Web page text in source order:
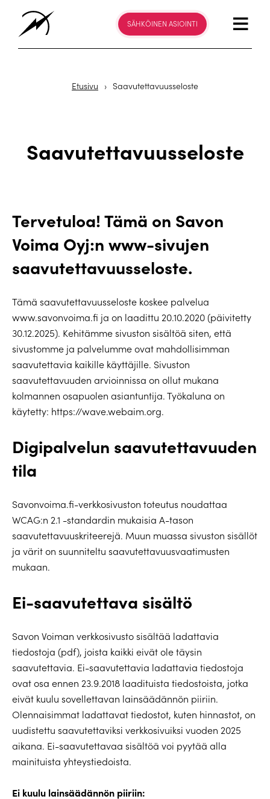
SÄHKÖINEN ASIOINTI
Etusivu › Saavutettavuusseloste
Saavutettavuusseloste
Tervetuloa! Tämä on Savon
Voima Oyj:n www-sivujen
saavutettavuusseloste.
Tämä saavutettavuusseloste koskee palvelua
www.savonvoima.fi ja on laadittu 20.10.2020 (päivitetty
30.12.2025). Kehitämme sivuston sisältöä siten, että
sivustomme ja palvelumme ovat mahdollisimman
saavutettavia kaikille käyttäjille. Sivuston
saavutettavuuden arvioinnissa on ollut mukana
kolmannen osapuolen asiantuntija. Työkaluna on
käytetty: https://wave.webaim.org.
Digipalvelun saavutettavuuden
tila
Savonvoima.fi-verkkosivuston toteutus noudattaa
WCAG:n 2.1 -standardin mukaisia A-tason
saavutettavuuskriteerejä. Muun muassa sivuston sisällöt
ja värit on suunniteltu saavutettavuusvaatimusten
mukaan.
Ei-saavutettava sisältö
Savon Voiman verkkosivusto sisältää ladattavia
tiedostoja (pdf), joista kaikki eivät ole täysin
saavutettavia. Ei-saavutettavia ladattavia tiedostoja
ovat osa ennen 23.9.2018 laadituista tiedostoista, jotka
eivät kuulu sovellettavan lainsäädännön piiriin.
Olennaisimmat ladattavat tiedostot, kuten hinnastot, on
uudistettu saavutettaviksi verkkosivuiksi vuoden 2025
aikana. Ei-saavutettavaa sisältöä voi pyytää alla
mainituista yhteystiedoista.
Ei kuulu lainsäädännön piiriin: